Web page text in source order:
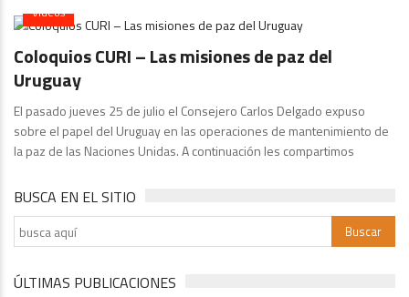
Videos
Coloquios CURI – Las misiones de paz del
Uruguay
El pasado jueves 25 de julio el Consejero Carlos Delgado expuso
sobre el papel del Uruguay en las operaciones de mantenimiento de
la paz de las Naciones Unidas. A continuación les compartimos
BUSCA EN EL SITIO
ÚLTIMAS PUBLICACIONES